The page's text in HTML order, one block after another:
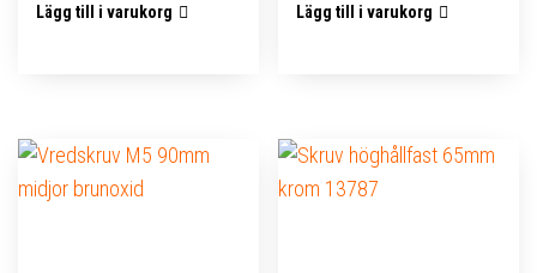
Lägg till i varukorg Lägg till i varukorg